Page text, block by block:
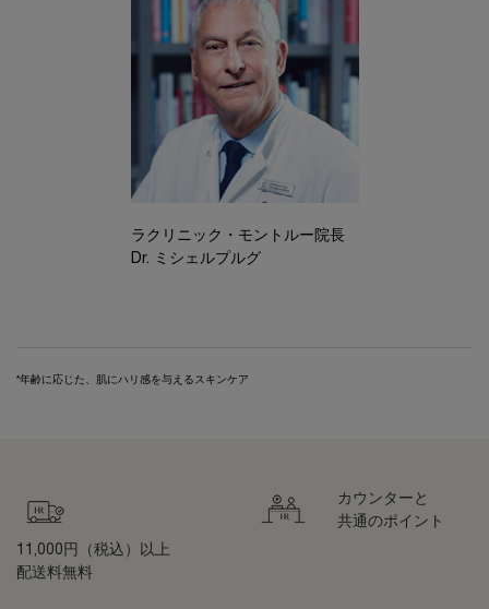
ラクリニック・モントルー院長
Dr. ミシェルプルグ
*年齢に応じた、肌にハリ感を与えるスキンケア
11,000円（税込）以上
配送料無料
カウンターと
共通のポイント